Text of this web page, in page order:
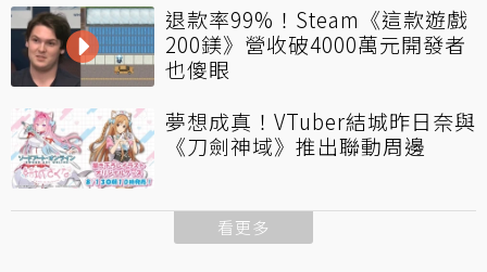
退款率99%！Steam《這款遊戲
200鎂》營收破4000萬元開發者
也傻眼
夢想成真！VTuber結城昨日奈與
《刀劍神域》推出聯動周邊
看更多